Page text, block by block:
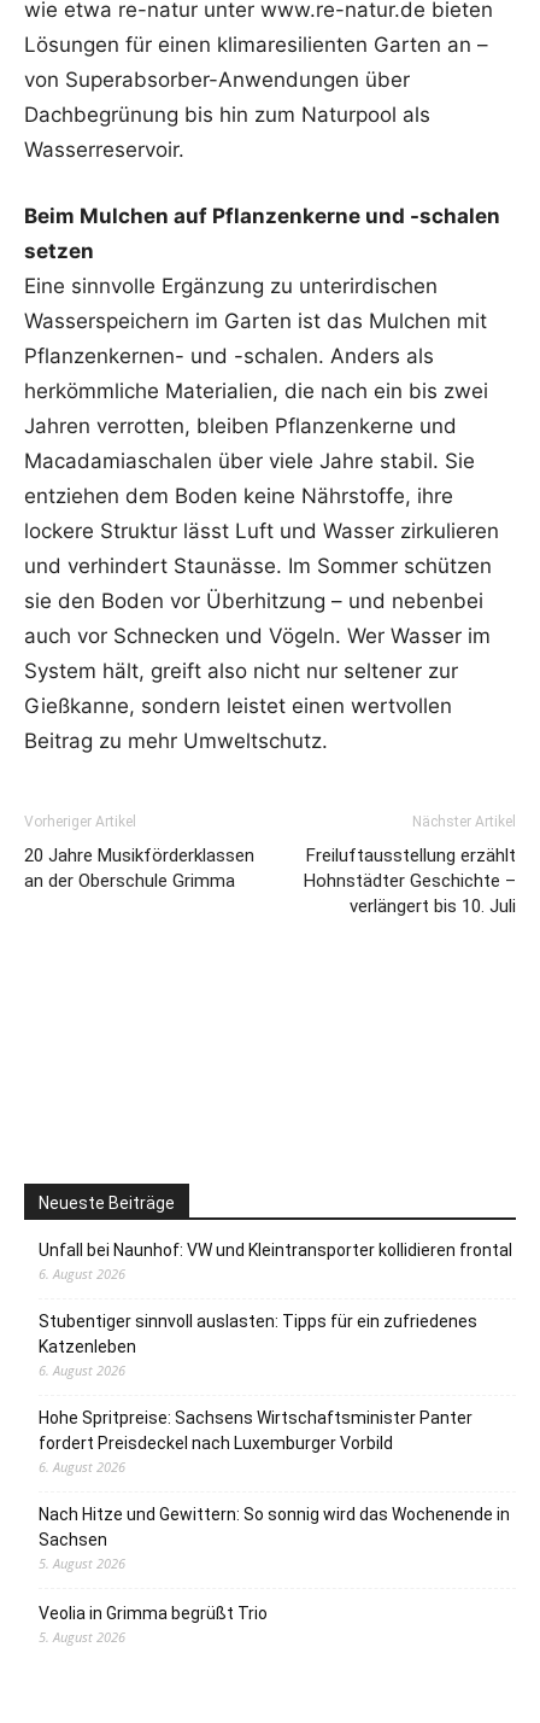
wie etwa re-natur unter www.re-natur.de bieten
Lösungen für einen klimaresilienten Garten an –
von Superabsorber-Anwendungen über
Dachbegrünung bis hin zum Naturpool als
Wasserreservoir.
Beim Mulchen auf Pflanzenkerne und -schalen
setzen
Eine sinnvolle Ergänzung zu unterirdischen
Wasserspeichern im Garten ist das Mulchen mit
Pflanzenkernen- und -schalen. Anders als
herkömmliche Materialien, die nach ein bis zwei
Jahren verrotten, bleiben Pflanzenkerne und
Macadamiaschalen über viele Jahre stabil. Sie
entziehen dem Boden keine Nährstoffe, ihre
lockere Struktur lässt Luft und Wasser zirkulieren
und verhindert Staunässe. Im Sommer schützen
sie den Boden vor Überhitzung – und nebenbei
auch vor Schnecken und Vögeln. Wer Wasser im
System hält, greift also nicht nur seltener zur
Gießkanne, sondern leistet einen wertvollen
Beitrag zu mehr Umweltschutz.
Vorheriger Artikel
20 Jahre Musikförderklassen
an der Oberschule Grimma
Nächster Artikel
Freiluftausstellung erzählt
Hohnstädter Geschichte –
verlängert bis 10. Juli
Neueste Beiträge
Unfall bei Naunhof: VW und Kleintransporter kollidieren frontal
6. August 2026
Stubentiger sinnvoll auslasten: Tipps für ein zufriedenes
Katzenleben
6. August 2026
Hohe Spritpreise: Sachsens Wirtschaftsminister Panter
fordert Preisdeckel nach Luxemburger Vorbild
6. August 2026
Nach Hitze und Gewittern: So sonnig wird das Wochenende in
Sachsen
5. August 2026
Veolia in Grimma begrüßt Trio
5. August 2026